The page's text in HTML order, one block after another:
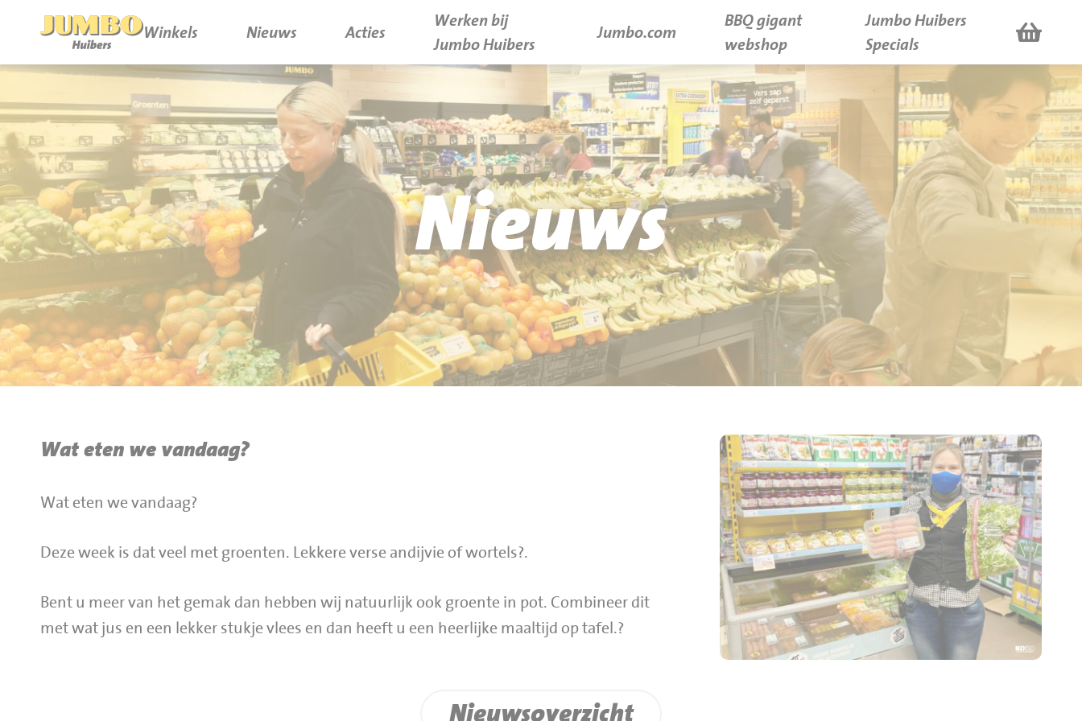
Winkels Nieuws Acties
Werken bij
Jumbo Huibers
Jumbo.com
BBQ gigant
webshop
Jumbo Huibers
Specials
P.W.A. Park
Bruïneplein
Petenbos
Nieuws
Acties
Werken bij Jumbo Huibers
Vacatures en Solliciteren
Werken en leren
Jumbo.com
BBQ gigant webshop
Nieuws
Wat eten we vandaag?
Wat eten we vandaag?
Deze week is dat veel met groenten. Lekkere verse andijvie of wortels?.
Bent u meer van het gemak dan hebben wij natuurlijk ook groente in pot. Combineer dit
met wat jus en een lekker stukje vlees en dan heeft u een heerlijke maaltijd op tafel.?
Nieuwsoverzicht